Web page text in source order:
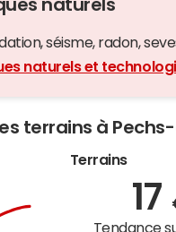
naturels
séisme, radon,
naturels et
terrains à
Terrains
17
Tendance